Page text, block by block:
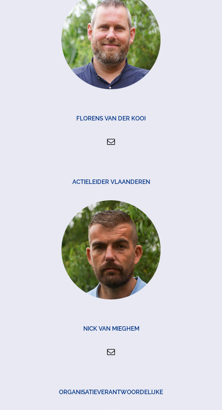
FLORENS VAN DER KOOI
ACTIELEIDER VLAANDEREN
NICK VAN MIEGHEM
ORGANISATIEVERANTWOORDELIJKE